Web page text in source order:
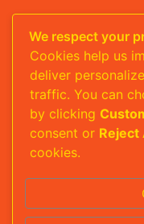
We respect your
Cookies help us
deliver
traffic. You can
by clicking
consent or Reject
cookies.